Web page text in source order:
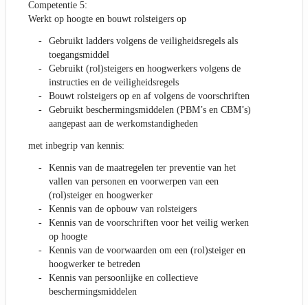
Competentie 5:
Werkt op hoogte en bouwt rolsteigers op
Gebruikt ladders volgens de veiligheidsregels als
toegangsmiddel
Gebruikt (rol)steigers en hoogwerkers volgens de
instructies en de veiligheidsregels
Bouwt rolsteigers op en af volgens de voorschriften
Gebruikt beschermingsmiddelen (PBM’s en CBM’s)
aangepast aan de werkomstandigheden
met inbegrip van kennis:
Kennis van de maatregelen ter preventie van het
vallen van personen en voorwerpen van een
(rol)steiger en hoogwerker
Kennis van de opbouw van rolsteigers
Kennis van de voorschriften voor het veilig werken
op hoogte
Kennis van de voorwaarden om een (rol)steiger en
hoogwerker te betreden
Kennis van persoonlijke en collectieve
beschermingsmiddelen